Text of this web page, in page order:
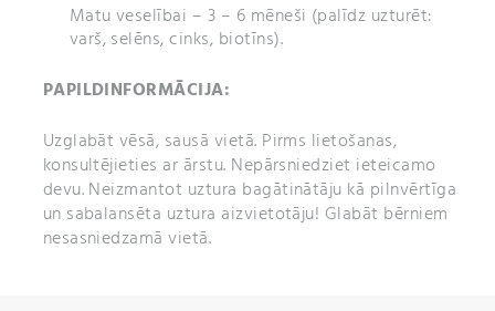
Matu veselībai – 3 – 6 mēneši (palīdz uzturēt:
varš, selēns, cinks, biotīns).
PAPILDINFORMĀCIJA:
Uzglabāt vēsā, sausā vietā. Pirms lietošanas,
konsultējieties ar ārstu. Nepārsniedziet ieteicamo
devu. Neizmantot uztura bagātinātāju kā pilnvērtīga
un sabalansēta uztura aizvietotāju! Glabāt bērniem
nesasniedzamā vietā.